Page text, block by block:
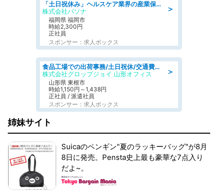
＞
「土日祝休み」ヘルスケア業界の産業保健師/高時給/未経験OK/要資格:保健師、正看護師
株式会社パソナ
福岡県 福岡市
時給2,300円
正社員
スポンサー：求人ボックス
＞
食品工場での出荷事務/土日祝休/交通費支給
株式会社グロップジョイ 山形オフィス
山形県 東根市
時給1,150円～1,438円
正社員 / 派遣社員
スポンサー：求人ボックス
姉妹サイト
Suicaのペンギン"夏のラッキーバッグ"が8月
8日に発売。Pensta史上最も豪華な7点入り
だよ~。